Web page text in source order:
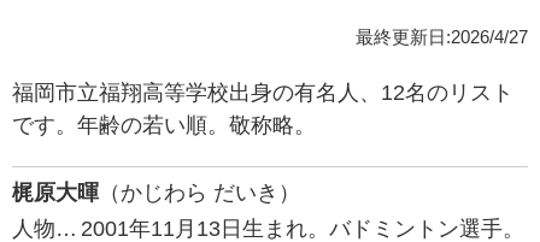
最終更新日:2026/4/27
福岡市立福翔高等学校出身の有名人、12名のリスト
です。年齢の若い順。敬称略。
梶原大暉 （かじわら だいき）
人物… 2001年11月13日生まれ。バドミントン選手。